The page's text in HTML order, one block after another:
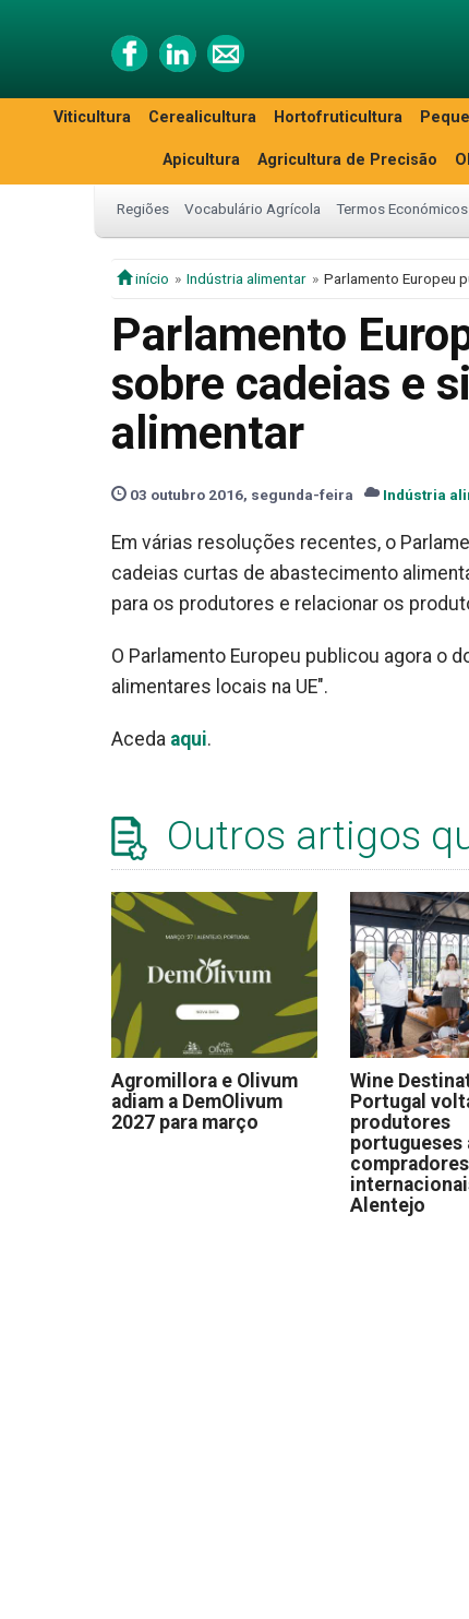
Viticultura Cerealicultura Hortofruticultura
Apicultura Agricultura de Precisão
Regiões Vocabulário Agrícola Termos Económicos
início Indústria alimentar Parlamento Europeu
Parlamento
sobre cadeias e
alimentar
03 outubro 2016, segunda-feira Indústria
Em várias resoluções recentes, o
cadeias curtas de abastecimento
para os produtores e relacionar os
O Parlamento Europeu publicou agora o
alimentares locais na UE".
Aceda aqui.
Outros artigos
Agromillora e Olivum
adiam a DemOlivum
2027 para março
Wine
Portugal
produtores
portugueses
compradores
Alentejo